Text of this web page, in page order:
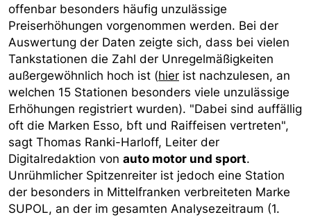
offenbar besonders häufig unzulässige
Preiserhöhungen vorgenommen werden. Bei der
Auswertung der Daten zeigte sich, dass bei vielen
Tankstationen die Zahl der Unregelmäßigkeiten
außergewöhnlich hoch ist (hier ist nachzulesen, an
welchen 15 Stationen besonders viele unzulässige
Erhöhungen registriert wurden). "Dabei sind auffällig
oft die Marken Esso, bft und Raiffeisen vertreten",
sagt Thomas Ranki-Harloff, Leiter der
Digitalredaktion von auto motor und sport.
Unrühmlicher Spitzenreiter ist jedoch eine Station
der besonders in Mittelfranken verbreiteten Marke
SUPOL, an der im gesamten Analysezeitraum (1.